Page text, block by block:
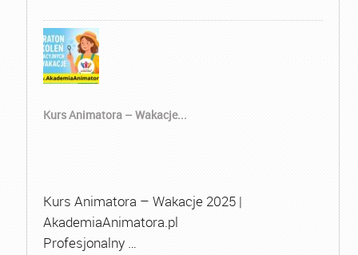
Kurs Animatora – Wakacje...
Kurs Animatora – Wakacje 2025 |
AkademiaAnimatora.pl
Profesjonalny …